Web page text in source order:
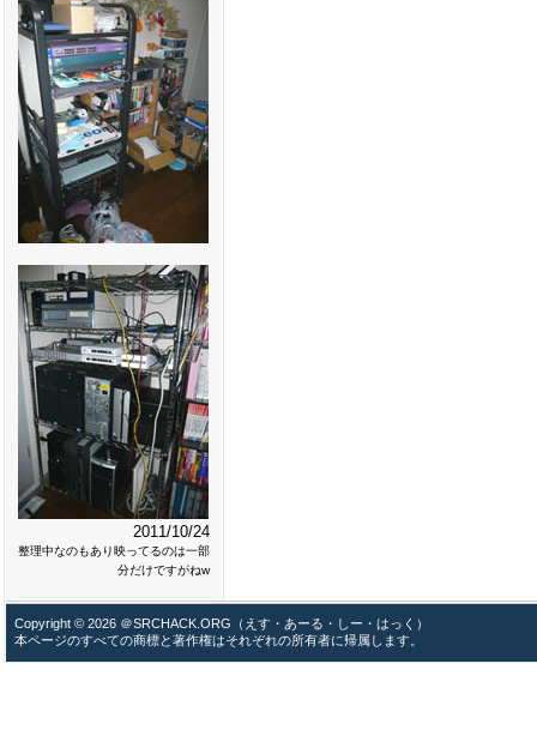
2011/10/24
整理中なのもあり映ってるのは一部
分だけですがねw
Copyright © 2026 ＠SRCHACK.ORG（えす・あーる・しー・はっく）
本ページのすべての商標と著作権はそれぞれの所有者に帰属します。